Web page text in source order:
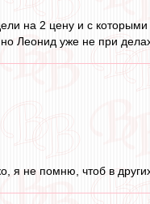
на 2 цену и с
Леонид уже не при
я не помню, чтоб в